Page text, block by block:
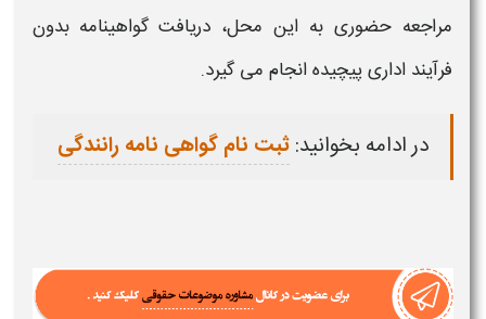
مراجعه حضوری به این محل، دریافت گواهینامه بدون
فرآیند اداری پیچیده انجام می گیرد.
در ادامه بخوانید:ثبت نام گواهی نامه رانندگی